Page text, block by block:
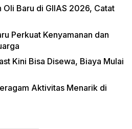
Oli Baru di GIIAS 2026, Catat
Perkuat Kenyamanan dan
Kini Bisa Disewa, Biaya Mulai
Aktivitas Menarik di